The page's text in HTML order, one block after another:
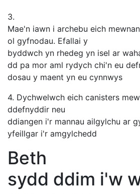
3.
Mae'n iawn i archebu eich
ol gyfnodau. Efallai y
byddwch yn rhedeg yn isel ar
dd pa mor aml rydych chi'n eu
dosau y maent yn eu cynnwys
4. Dychwelwch eich canisters
ddefnyddir neu
ddiangen i'r mannau ailgylchu ar
yfeillgar i'r amgylchedd
Beth
sydd ddim i'w